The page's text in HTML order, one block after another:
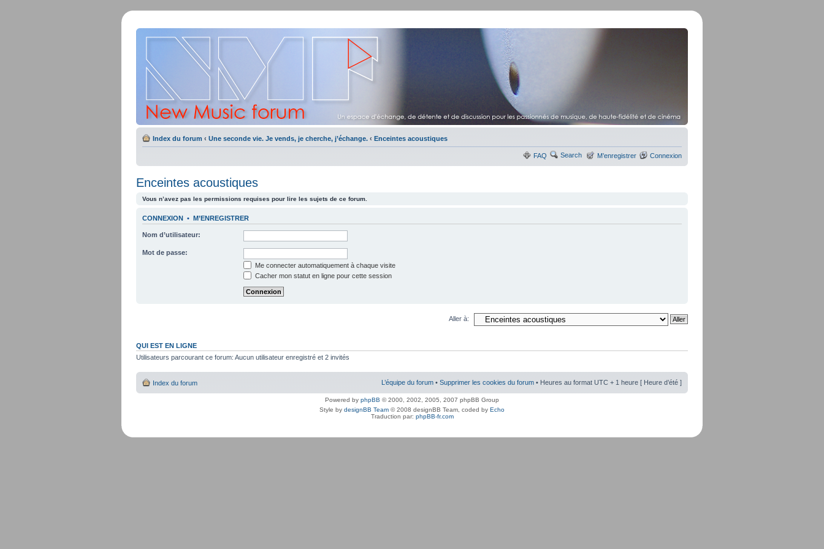
Index du forum ‹ Une seconde vie. Je vends, je cherche, j’échange. ‹ Enceintes acoustiques
FAQ Search M’enregistrer Connexion
Enceintes acoustiques
Vous n’avez pas les permissions requises pour lire les sujets de ce forum.
CONNEXION • M’ENREGISTRER
Nom d’utilisateur:
Mot de passe:
Me connecter automatiquement à chaque visite
Cacher mon statut en ligne pour cette session
Aller à:
QUI EST EN LIGNE
Utilisateurs parcourant ce forum: Aucun utilisateur enregistré et 2 invités
Index du forum L’équipe du forum • Supprimer les cookies du forum • Heures au format UTC + 1 heure [ Heure d’été ]
Powered by phpBB © 2000, 2002, 2005, 2007 phpBB Group
Style by designBB Team © 2008 designBB Team, coded by Echo
Traduction par: phpBB-fr.com